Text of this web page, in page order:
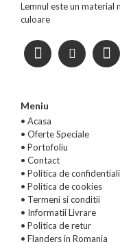
Lemnul este un
culoare
Meniu
• Acasa
• Oferte Speciale
• Portofoliu
• Contact
• Politica de
• Politica de cookies
• Termeni si conditii
• Informatii Livrare
• Politica de retur
• Flanders in Romania